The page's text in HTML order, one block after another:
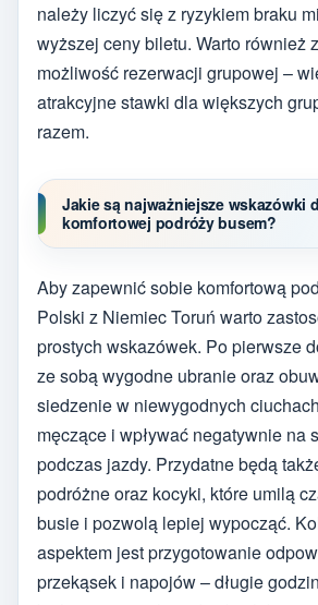
należy liczyć się z ryzykiem braku
wyższej ceny biletu. Warto również
możliwość rezerwacji grupowej –
atrakcyjne stawki dla większych
razem.
Jakie są najważniejsze wskazówki
komfortowej podróży busem?
Aby zapewnić sobie komfortową
Polski z Niemiec Toruń warto
prostych wskazówek. Po pierwsze
ze sobą wygodne ubranie oraz
siedzenie w niewygodnych
męczące i wpływać negatywnie na
podczas jazdy. Przydatne będą
podróżne oraz kocyki, które umilą
busie i pozwolą lepiej wypocząć.
aspektem jest przygotowanie
przekąsek i napojów – długie